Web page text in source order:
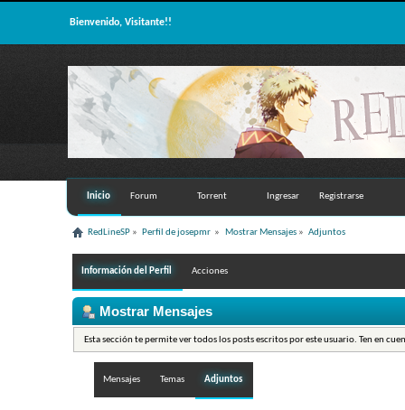
Bienvenido, Visitante!!
Inicio Forum Torrent Ingresar Registrarse
RedLineSP » Perfil de josepmr » Mostrar Mensajes» Adjuntos
Información del Perfil Acciones
Mostrar Mensajes
Esta sección te permite ver todos los posts escritos por este usuario. Ten en
Mensajes Temas Adjuntos